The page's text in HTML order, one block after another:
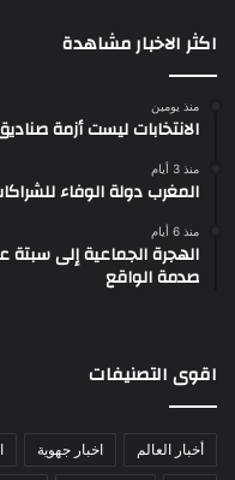
اكثر الاخبار مشاهدة
منذ يومين
الانتخابات ليست أزمة
منذ 3 أيام
المغرب دولة الوفاء
منذ 6 أيام
الهجرة الجماعية إلى سبتة
صدمة الواقع
اقوى التصنيفات
أخبار العالم اخبار جهوية